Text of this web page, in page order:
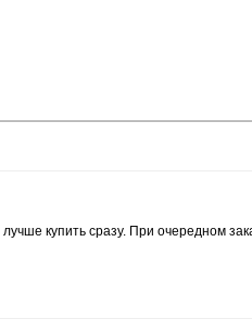
купить сразу. При очередном